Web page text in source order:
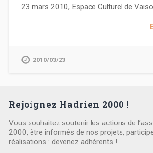
23 mars 2010, Espace Culturel de
2010/03/23
Rejoignez Hadrien 2000 !
Vous souhaitez soutenir les actions de
2000, être informés de nos projets,
réalisations : devenez adhérents !